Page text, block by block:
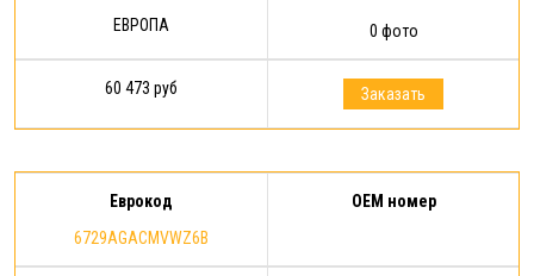
ЕВРОПА
0 фото
60 473 руб Заказать
Еврокод
6729AGACMVWZ6B
OEM номер